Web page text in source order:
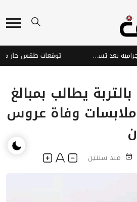
كيناهان يواجه اتهامات بقيادة منظمة إجرامية بعد تسليمه من الإمارات
يطالب بمبالغ
وفاة عروس
منذ سنتين